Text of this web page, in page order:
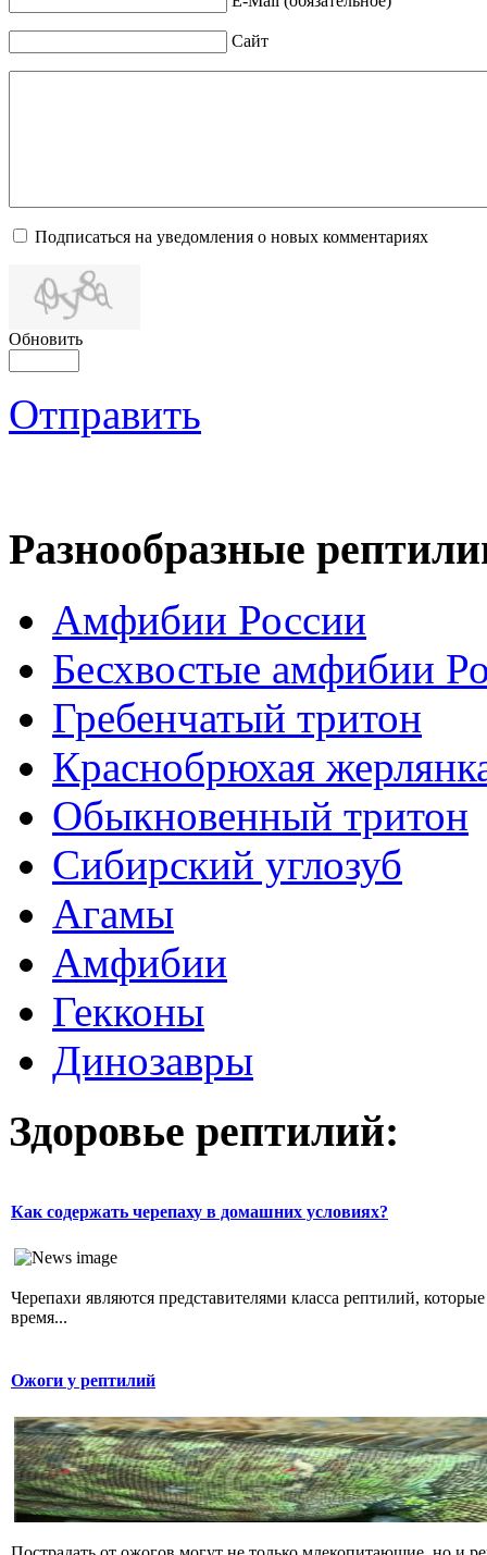
Сайт
Подписаться на уведомления о новых комментариях
Обновить
Отправить
Разнообразные
Амфибии России
Бесхвостые амфибии
Гребенчатый тритон
Краснобрюхая
Обыкновенный тритон
Сибирский углозуб
Агамы
Амфибии
Гекконы
Динозавры
Здоровье рептилий:
Как содержать черепаху в домашних условиях?
Черепахи являются представителями класса рептилий,
время...
Ожоги у рептилий